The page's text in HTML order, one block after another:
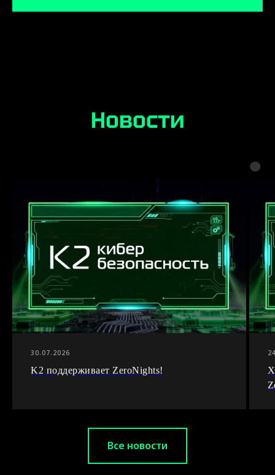
Новости
30.07.2026
K2 поддерживает ZeroNights!
Все новости